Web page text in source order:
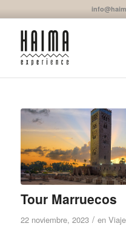
Tour Marruecos
22 noviembre, 2023 / en